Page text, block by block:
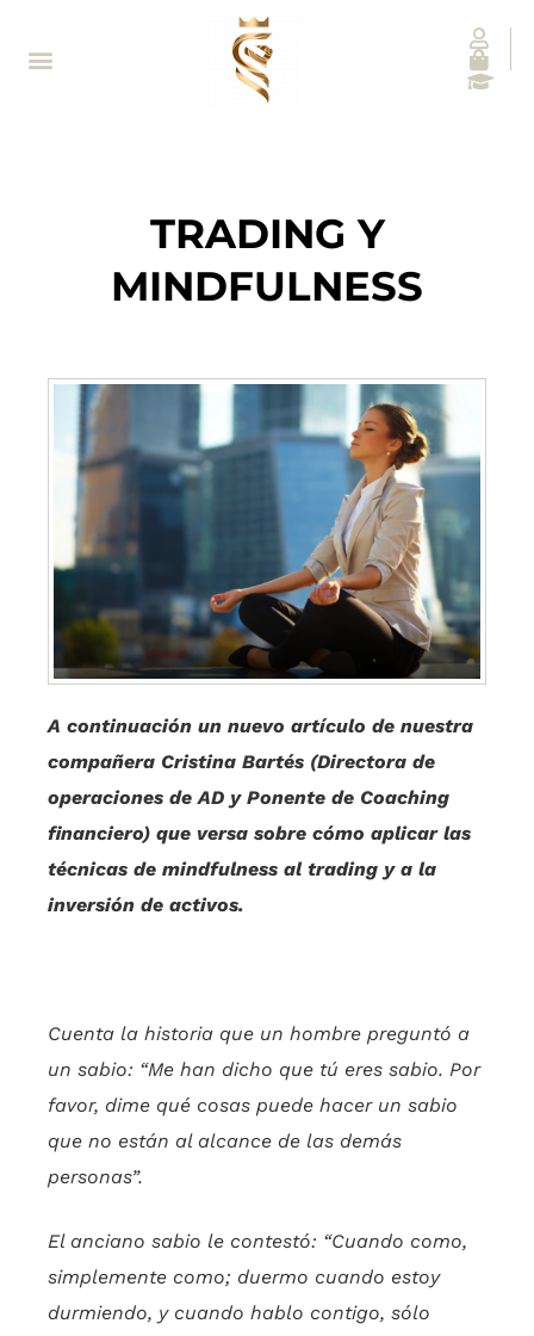
TRADING Y
MINDFULNESS
A continuación un nuevo artículo de nuestra
compañera Cristina Bartés (Directora de
operaciones de AD y Ponente de Coaching
financiero) que versa sobre cómo aplicar las
técnicas de mindfulness al trading y a la
inversión de activos.
Cuenta la historia que un hombre preguntó a
un sabio: “Me han dicho que tú eres sabio. Por
favor, dime qué cosas puede hacer un sabio
que no están al alcance de las demás
personas”.
El anciano sabio le contestó: “Cuando como,
simplemente como; duermo cuando estoy
durmiendo, y cuando hablo contigo, sólo